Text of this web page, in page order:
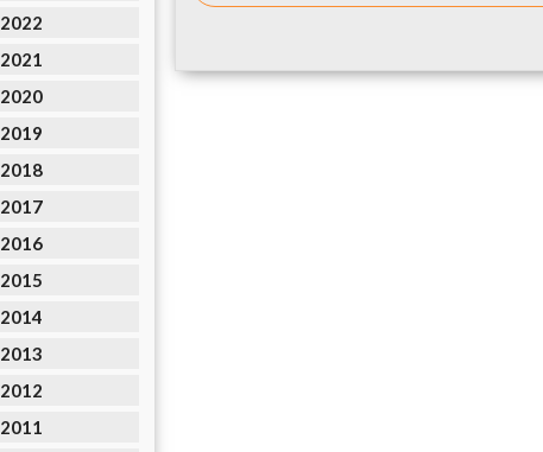
2022
2021
2020
2019
2018
2017
2016
2015
2014
2013
2012
2011